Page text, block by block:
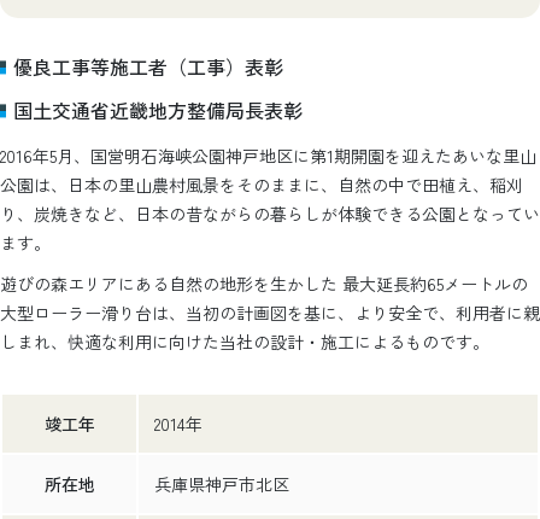
優良工事等施工者（工事）表彰
国土交通省近畿地方整備局長表彰
2016年5月、国営明石海峡公園神戸地区に第1期開園を迎えたあいな里山
公園は、日本の里山農村風景をそのままに、自然の中で田植え、稲刈
り、炭焼きなど、日本の昔ながらの暮らしが体験できる公園となってい
ます。
遊びの森エリアにある自然の地形を生かした 最大延長約65メートルの
大型ローラー滑り台は、当初の計画図を基に、より安全で、利用者に親
しまれ、快適な利用に向けた当社の設計・施工によるものです。
竣工年 2014年
所在地 兵庫県神戸市北区